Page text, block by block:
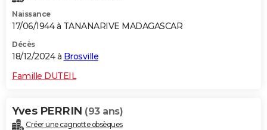
Naissance
17/06/1944 à TANANARIVE MADAGASCAR
Décès
18/12/2024 à Brosville
Famille DUTEIL
Yves PERRIN (93 ans)
Créer une cagnotte obsèques